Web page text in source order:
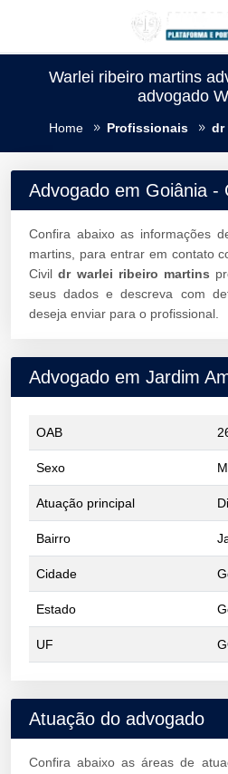
Warlei ribeiro martins
advogado
Home Profissionais dr
Advogado em Goiânia -
Confira abaixo as informações
martins, para entrar em contato
Civildr warlei ribeiro martins
seus dados e descreva com
deseja enviar para o profissional.
Advogado em Jardim
OAB
Sexo
Atuação principal
Bairro
Cidade
Estado
UF
Atuação do advogado
Confira abaixo as áreas de